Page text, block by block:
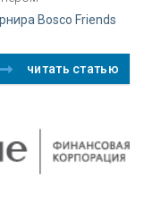
Bosco Friends
читать статью